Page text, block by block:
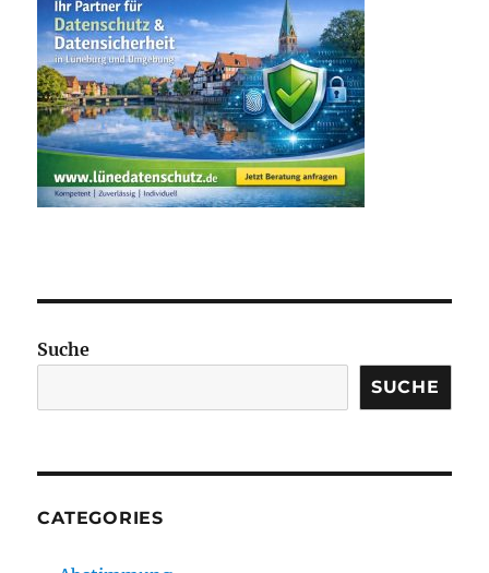
Suche
SUCHE
CATEGORIES